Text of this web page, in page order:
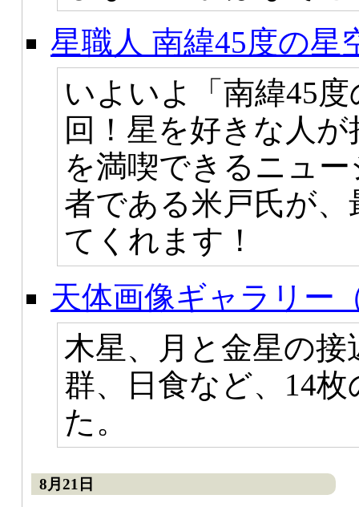
星職人 南緯45度の星
いよいよ「南緯45
回！星を好きな人
を満喫できるニュ
者である米戸氏が
てくれます！
天体画像ギャラリー
木星、月と金星の
群、日食など、14
た。
8月21日